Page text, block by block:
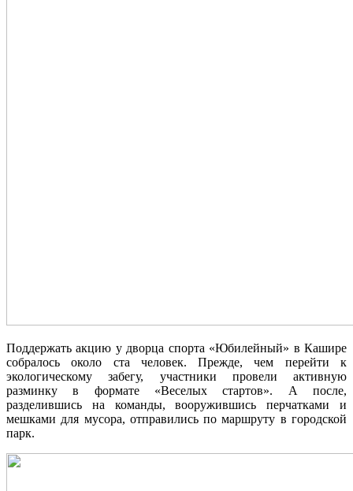
Поддержать акцию у дворца спорта «Юбилейный» в Кашире
собралось около ста человек. Прежде, чем перейти к
экологическому забегу, участники провели активную
разминку в формате «Веселых стартов». А после,
разделившись на команды, вооружившись перчатками и
мешками для мусора, отправились по маршруту в городской
парк.